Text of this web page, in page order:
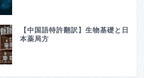
【中国語特許翻訳】生物基礎と日
本薬局方